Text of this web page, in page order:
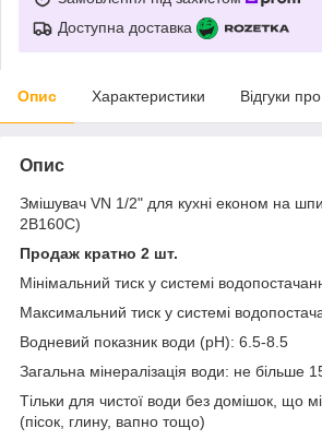
Доступна доставка
Опис Характеристики Відгуки
Опис
Змішувач VN 1/2" для кухні економ на
2B160C)
Продаж кратно 2 шт.
Мінімальний тиск у системі
Максимальний тиск у системі
Водневий показник води (pH): 6.5-8.5
Загальна мінералізація води: не більше
Тільки для чистої води без домішок, що
(пісок, глину, вапно тощо)